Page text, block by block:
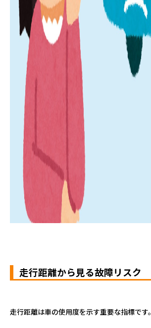
走行距離から見る故障リスク
走行距離は車の使用度を示す重要な指標です。